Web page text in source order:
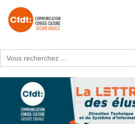
for: